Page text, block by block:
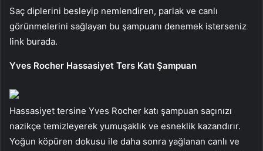
Saç diplerini besleyip nemlendiren, parlak ve canlı
görünmelerini sağlayan bu şampuanı denemek isterseniz
link burada.
Yves Rocher Hassasiyet Ters Katı Şampuan
Hassasiyet tersine Yves Rocher katı şampuan saçınızı
nazikçe temizleyerek yumuşaklık ve esneklik kazandırır.
Yoğun köpüren dokusu ile daha sonra yağlanan canlı ve